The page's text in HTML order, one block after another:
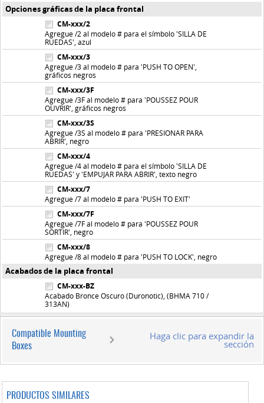
Opciones gráficas de la placa frontal
CM-xxx/2
Agregue /2 al modelo # para el símbolo 'SILLA DE
RUEDAS', azul
CM-xxx/3
Agregue /3 al modelo # para 'PUSH TO OPEN',
gráficos negros
CM-xxx/3F
Agregue /3F al modelo # para 'POUSSEZ POUR
OUVRIR', gráficos negros
CM-xxx/3S
Agregue /3S al modelo # para 'PRESIONAR PARA
ABRIR', negro
CM-xxx/4
Agregue /4 al modelo # para el símbolo 'SILLA DE
RUEDAS' y 'EMPUJAR PARA ABRIR', texto negro
CM-xxx/7
Agregue /7 al modelo # para 'PUSH TO EXIT'
CM-xxx/7F
Agregue /7F al modelo # para 'POUSSEZ POUR
SORTIR', negro
CM-xxx/8
Agregue /8 al modelo # para 'PUSH TO LOCK', negro
Acabados de la placa frontal
CM-xxx-BZ
Acabado Bronce Oscuro (Duronotic), (BHMA 710 /
313AN)
Compatible Mounting
Boxes
Haga clic para expandir la
sección
PRODUCTOS SIMILARES